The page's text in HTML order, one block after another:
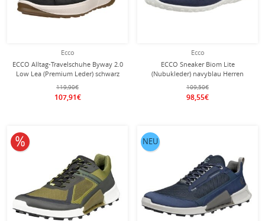
Ecco
ECCO Alltag-Travelschuhe Byway 2.0
Low Lea (Premium Leder) schwarz
Herren
119,90€
107,91€
Ecco
ECCO Sneaker Biom Lite
(Nubukleder) navyblau Herren
109,50€
98,55€
10% reduziert NEU